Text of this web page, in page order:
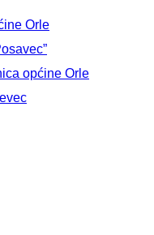
Orle
općine Orle